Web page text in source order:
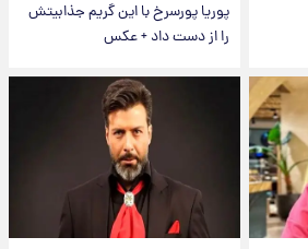
پوریا پورسرخ با این گریم جذابیتش
را از دست داد + عکس